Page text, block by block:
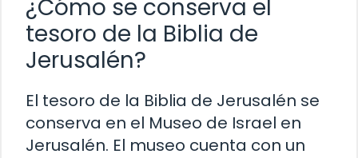
¿Cómo se conserva el
tesoro de la Biblia de
Jerusalén?
El tesoro de la Biblia de Jerusalén se
conserva en el Museo de Israel en
Jerusalén. El museo cuenta con un